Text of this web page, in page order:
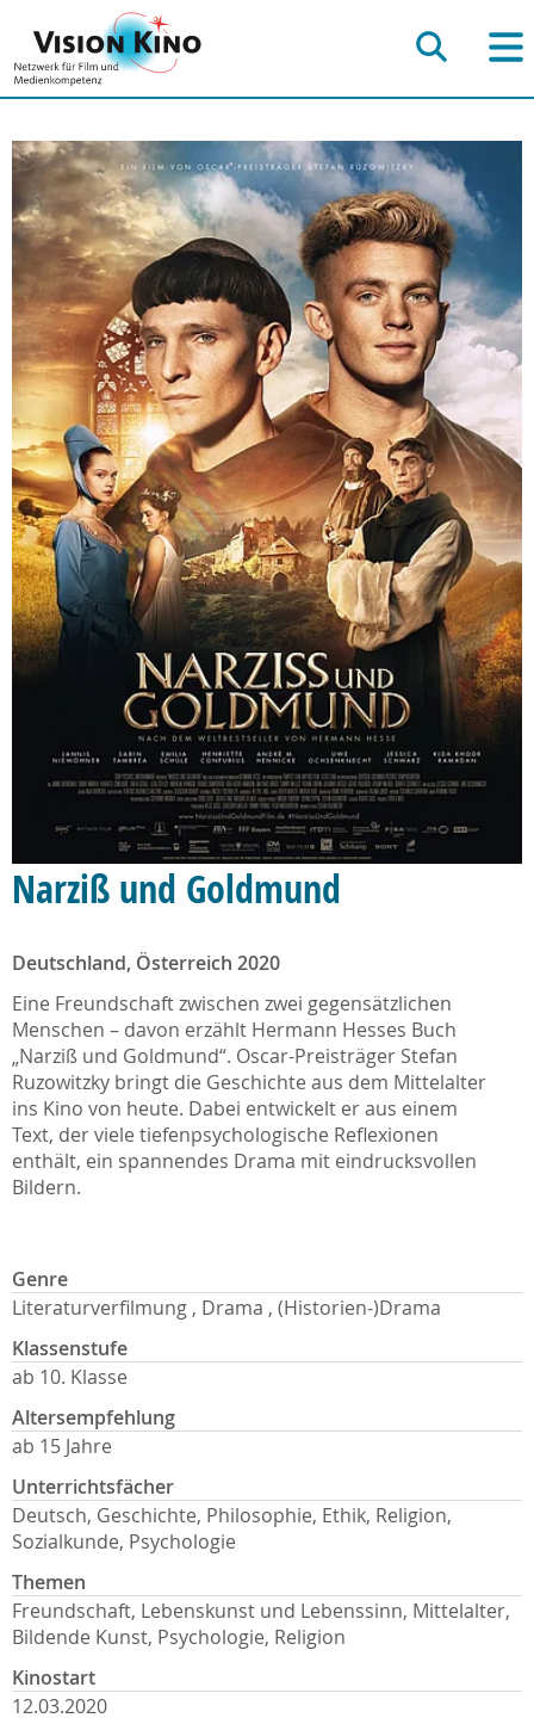
Narziß und Goldmund
Deutschland, Österreich 2020
Eine Freundschaft zwischen zwei gegensätzlichen
Menschen – davon erzählt Hermann Hesses Buch
„Narziß und Goldmund“. Oscar-Preisträger Stefan
Ruzowitzky bringt die Geschichte aus dem Mittelalter
ins Kino von heute. Dabei entwickelt er aus einem
Text, der viele tiefenpsychologische Reflexionen
enthält, ein spannendes Drama mit eindrucksvollen
Bildern.
Genre
Literaturverfilmung , Drama , (Historien-)Drama
Klassenstufe
ab 10. Klasse
Altersempfehlung
ab 15 Jahre
Unterrichtsfächer
Deutsch, Geschichte, Philosophie, Ethik, Religion,
Sozialkunde, Psychologie
Themen
Freundschaft, Lebenskunst und Lebenssinn, Mittelalter,
Bildende Kunst, Psychologie, Religion
Kinostart
12.03.2020